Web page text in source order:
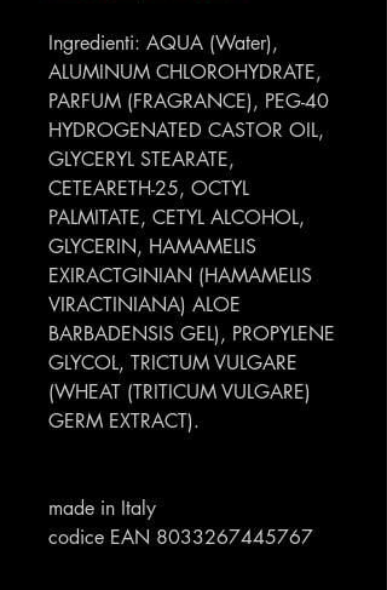
Ingredienti: AQUA (Water),
ALUMINUM CHLOROHYDRATE,
PARFUM (FRAGRANCE), PEG-40
HYDROGENATED CASTOR OIL,
GLYCERYL STEARATE,
CETEARETH-25, OCTYL
PALMITATE, CETYL ALCOHOL,
GLYCERIN, HAMAMELIS
EXIRACTGINIAN (HAMAMELIS
VIRACTINIANA) ALOE
BARBADENSIS GEL), PROPYLENE
GLYCOL, TRICTUM VULGARE
(WHEAT (TRITICUM VULGARE)
GERM EXTRACT).
made in Italy
codice EAN 8033267445767